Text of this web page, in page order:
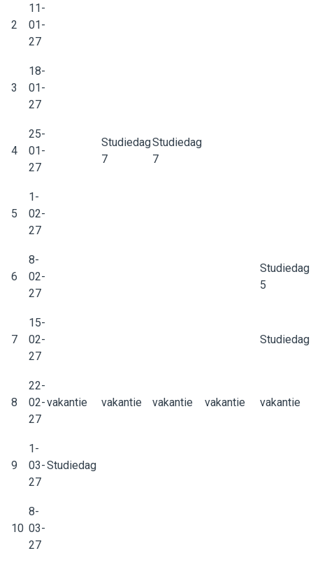
2
11-
01-
27
3
18-
01-
27
4
25-
01-
27
Studiedag
7
Studiedag
7
5
1-
02-
27
6
8-
02-
27
Studiedag
5
7
15-
02-
27
Studiedag
8
22-
02-
27
vakantie vakantie vakantie vakantie vakantie
9
1-
03-
27
Studiedag
10
8-
03-
27